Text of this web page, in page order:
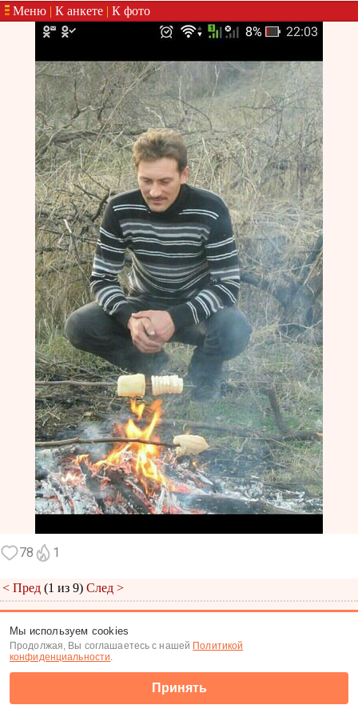
Меню | К анкете | К фото
78 1
< Пред (1 из 9) След >
(c) Tabor.ru 2026
Мы используем cookies
Продолжая, Вы соглашаетесь с нашей Политикой
конфиденциальности.
Принять